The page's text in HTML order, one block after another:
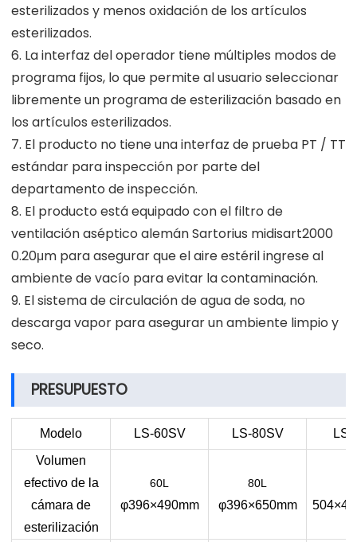
esterilizados y menos oxidación de los artículos
esterilizados.
6. La interfaz del operador tiene múltiples modos de
programa fijos, lo que permite al usuario seleccionar
libremente un programa de esterilización basado en
los artículos esterilizados.
7. El producto no tiene una interfaz de prueba PT / TT
estándar para inspección por parte del
departamento de inspección.
8. El producto está equipado con el filtro de
ventilación aséptico alemán Sartorius midisart2000
0.20μm para asegurar que el aire estéril ingrese al
ambiente de vacío para evitar la contaminación.
9. El sistema de circulación de agua de soda, no
descarga vapor para asegurar un ambiente limpio y
seco.
PRESUPUESTO
Modelo LS-60SV LS-80SV
Volumen
efectivo de la
cámara de
esterilización
60L
φ396×490mm
80L
φ396×650mm